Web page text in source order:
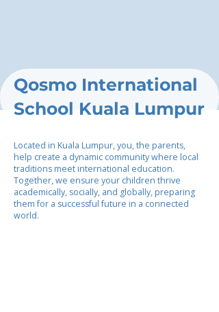
Qosmo International
School Kuala Lumpur
Located in Kuala Lumpur, you, the parents,
help create a dynamic community where local
traditions meet international education.
Together, we ensure your children thrive
academically, socially, and globally, preparing
them for a successful future in a connected
world.